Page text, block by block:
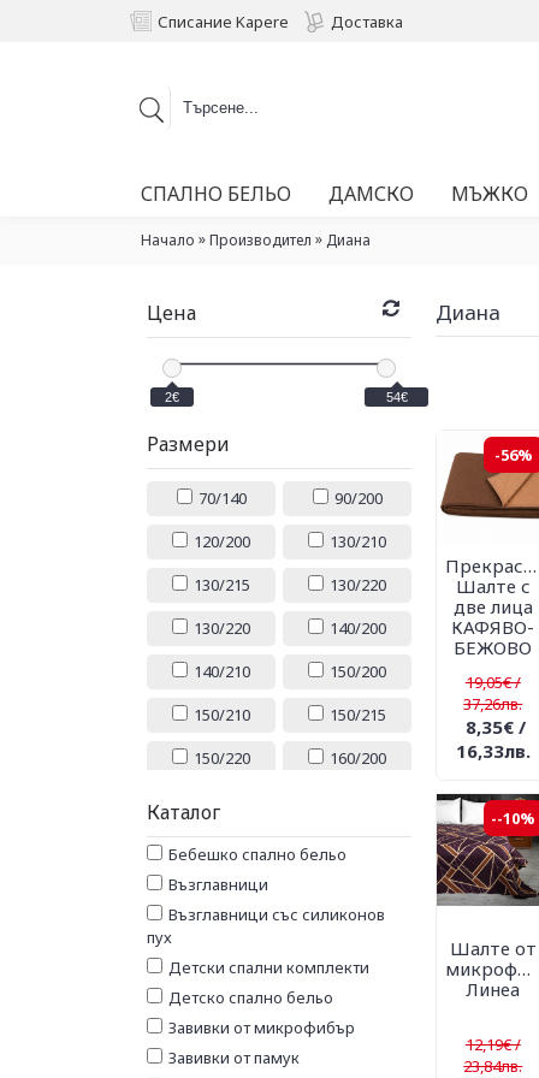
Списание Kapere Доставка
СПАЛНО БЕЛЬО ДАМСКО МЪЖКО
Начало »Производител »Диана
Цена
2€ 54€
Размери
70/140
90/200
120/200
130/210
130/215
130/220
130/220
140/200
140/210
150/200
150/210
150/215
150/220
160/200
200/200
200/210
200/215
МАЛЪК
комплект
ГОЛЯМ
комплект
МАКСИ
комплект
5 ЧАСТИ
Каталог
Бебешко спално бельо
Възглавници
Възглавници със силиконов
пух
Детски спални комплекти
Детско спално бельо
Завивки от микрофибър
Завивки от памук
Диана
-56%
Прекрасно
Шалте с
две лица
КАФЯВО-
БЕЖОВО
19,05€ /
37,26лв.
8,35€ /
16,33лв.
--10%
Шалте от
Линеа
12,19€ /
23,84лв.